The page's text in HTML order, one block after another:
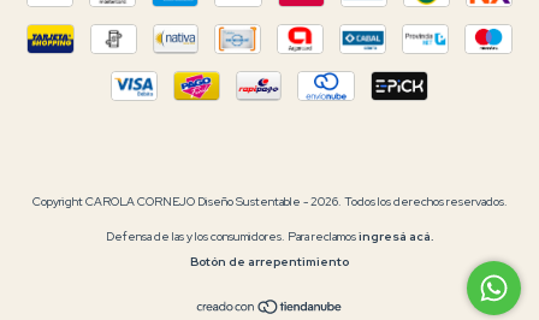
Copyright CAROLA CORNEJO Diseño Sustentable - 2026. Todos los derechos reservados.
Defensa de las y los consumidores. Para reclamosingresá acá.
Botón de arrepentimiento